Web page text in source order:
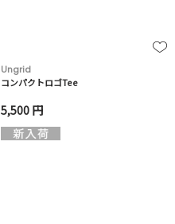
Ungrid
コンパクトロゴTee
5,500 円